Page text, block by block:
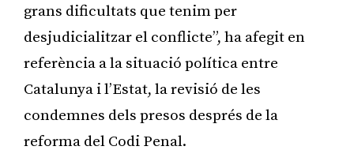
grans dificultats que tenim per
desjudicialitzar el conflicte”, ha afegit en
referència a la situació política entre
Catalunya i l’Estat, la revisió de les
condemnes dels presos després de la
reforma del Codi Penal.